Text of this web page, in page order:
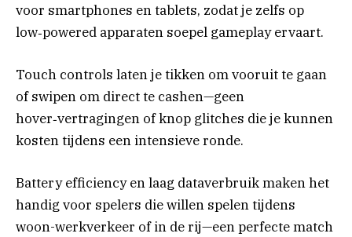
voor smartphones en tablets, zodat je zelfs op
low‑powered apparaten soepel gameplay ervaart.
Touch controls laten je tikken om vooruit te gaan
of swipen om direct te cashen—geen
hover‑vertragingen of knop glitches die je kunnen
kosten tijdens een intensieve ronde.
Battery efficiency en laag dataverbruik maken het
handig voor spelers die willen spelen tijdens
woon-werkverkeer of in de rij—een perfecte match